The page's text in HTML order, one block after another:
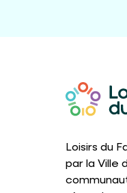
Loisirs du
par la Ville